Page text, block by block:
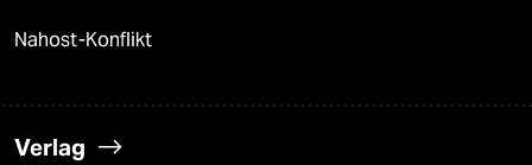
Nahost-Konflikt
Verlag